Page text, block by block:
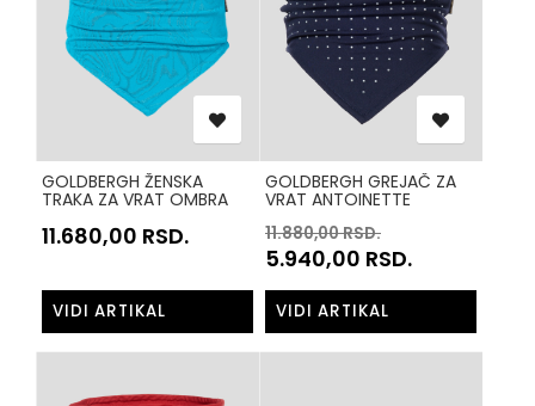
GOLDBERGH ŽENSKA
TRAKA ZA VRAT OMBRA
5644
11.680,00 RSD.
VIDI ARTIKAL
GOLDBERGH GREJAČ ZA
VRAT ANTOINETTE
11.880,00RSD.
5.940,00 RSD.
VIDI ARTIKAL